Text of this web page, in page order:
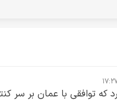
که توافقی با عمان بر سر